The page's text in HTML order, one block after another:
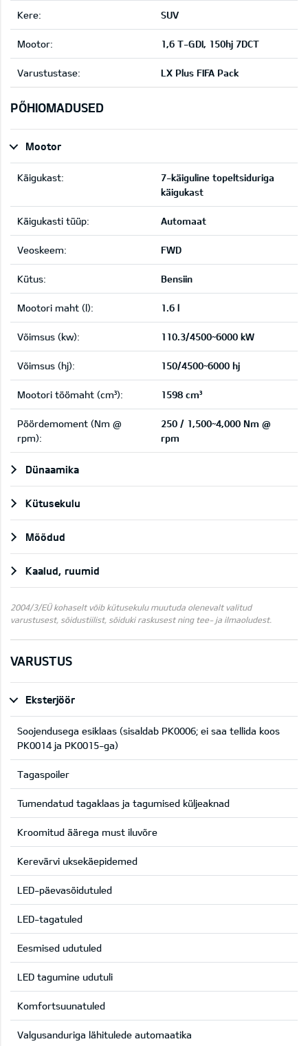
Kere: SUV
Mootor: 1,6 T-GDI, 150hj 7DCT
Varustustase: LX Plus FIFA Pack
PÕHIOMADUSED
Mootor
Käigukast:
7-käiguline topeltsiduriga
käigukast
Käigukasti tüüp: Automaat
Veoskeem: FWD
Kütus: Bensiin
Mootori maht (l): 1.6 l
Võimsus (kw): 110.3/4500~6000 kW
Võimsus (hj): 150/4500~6000 hj
Mootori töömaht (cm³): 1598 cm³
Pöördemoment (Nm @
rpm):
250 / 1,500~4,000 Nm @
rpm
Dünaamika
Kütusekulu
Mõõdud
Kaalud, ruumid
2004/3/EÜ kohaselt võib kütusekulu muutuda olenevalt valitud
varustusest, sõidustiilist, sõiduki raskusest ning tee- ja ilmaoludest.
VARUSTUS
Eksterjöör
Soojendusega esiklaas (sisaldab PK0006; ei saa tellida koos
PK0014 ja PK0015-ga)
Tagaspoiler
Tumendatud tagaklaas ja tagumised küljeaknad
Kroomitud äärega must iluvõre
Kerevärvi uksekäepidemed
LED-päevasõidutuled
LED-tagatuled
Eesmised udutuled
LED tagumine udutuli
Komfortsuunatuled
Valgusanduriga lähitulede automaatika